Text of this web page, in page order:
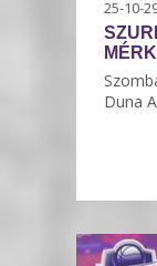
25-10-
Duna